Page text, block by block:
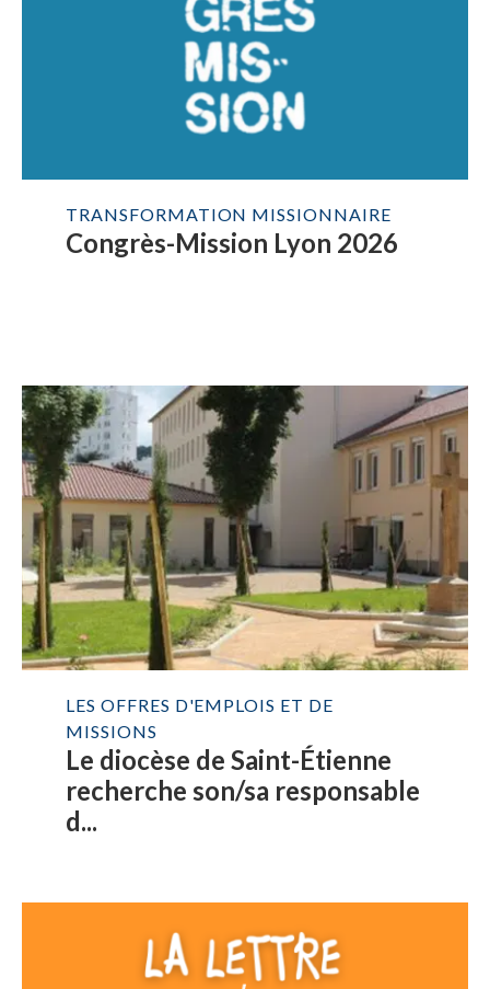
TRANSFORMATION MISSIONNAIRE
Congrès-Mission Lyon 2026
LES OFFRES D'EMPLOIS ET DE
MISSIONS
Le diocèse de Saint-Étienne
recherche son/sa responsable
d...